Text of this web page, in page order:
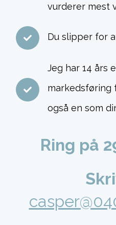
vurderer mest
Du slipper for
Jeg har 14 års
markedsføring
også en som
Ring på